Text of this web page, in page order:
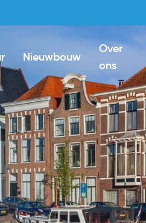
Nieuwbouw
Over
ons